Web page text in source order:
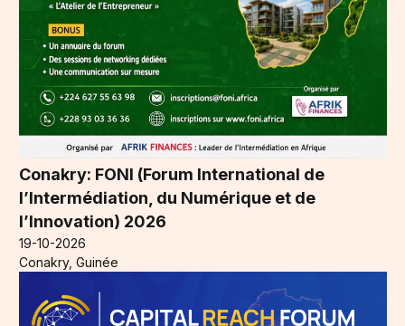
Conakry: FONI (Forum International de
l’Intermédiation, du Numérique et de
l’Innovation) 2026
19-10-2026
Conakry, Guinée